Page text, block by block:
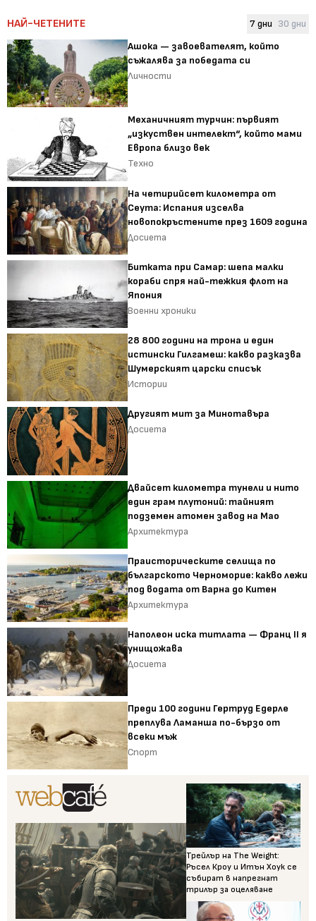
НАЙ-ЧЕТЕНИТЕ 7 дни 30 дни
Ашока — завоевателят, който
съжалява за победата си
Личности
Механичният турчин: първият
„изкуствен интелект“, който мами
Европа близо век
Техно
На четирийсет километра от
Сеута: Испания изселва
новопокръстените през 1609 година
Досиета
Битката при Самар: шепа малки
кораби спря най-тежкия флот на
Япония
Военни хроники
28 800 години на трона и един
истински Гилгамеш: какво разказва
Шумерският царски списък
Истории
Другият мит за Минотавъра
Досиета
Двайсет километра тунели и нито
един грам плутоний: тайният
подземен атомен завод на Мао
Архитектура
Праисторическите селища по
българското Черноморие: какво лежи
под водата от Варна до Китен
Архитектура
Наполеон иска титлата — Франц II я
унищожава
Досиета
Преди 100 години Гертруд Едерле
преплува Ламанша по-бързо от
всеки мъж
Спорт
Трейлър на The Weight:
Ръсел Кроу и Итън Хоук се
събират в напрегнат
трилър за оцеляване